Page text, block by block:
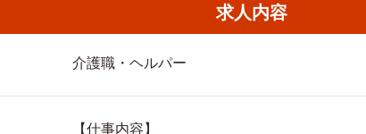
求人内容
介護職・ヘルパー
【仕事内容】